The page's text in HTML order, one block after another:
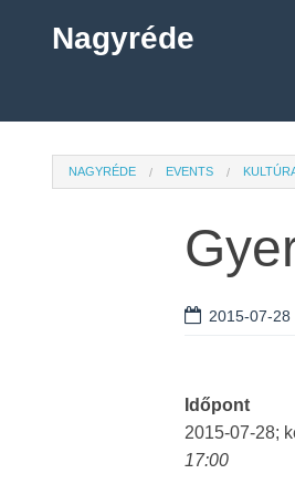
Nagyréde
NAGYRÉDE EVENTS
2015-07-28
Időpont
2015-07-28;
17:00